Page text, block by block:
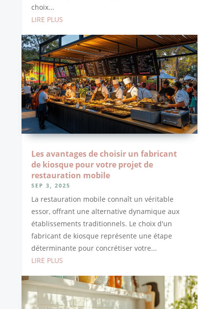
choix...
LIRE PLUS
Les avantages de choisir un fabricant
de kiosque pour votre projet de
restauration mobile
SEP 3, 2025
La restauration mobile connaît un véritable
essor, offrant une alternative dynamique aux
établissements traditionnels. Le choix d'un
fabricant de kiosque représente une étape
déterminante pour concrétiser votre...
LIRE PLUS